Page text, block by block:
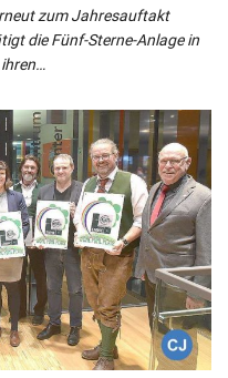
zum Jahresauftakt
die Fünf-Sterne-Anlage in